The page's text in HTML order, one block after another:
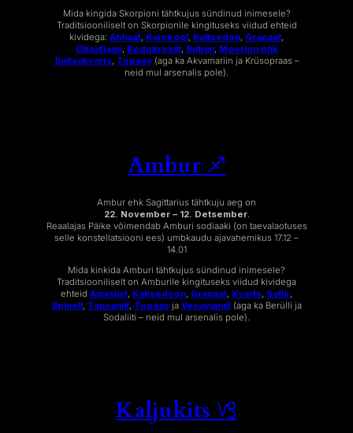
Mida kingida Skorpioni tähtkujus sündinud inimesele?
Traditsiooniliselt on Skorpionile kingituseks viidud ehteid
kividega: Ahhaat, Karneool, Kaltsedon, Granaat,
Obsidiaan, Rodokrosiit, Rubiin, Moorion ehk
Suitsukvarts, Topaas(aga ka Akvamariin ja Krüsopraas –
neid mul arsenalis pole).
Ambur ♐︎
Ambur ehk Sagittarius tähtkuju aeg on
22. November – 12. Detsember.
Reaalajas Päike võimendab Amburi sodiaaki (on taevalaotuses
selle konstellatsiooni ees) umbkaudu ajavahemikus 17.12 –
14.01
Mida kinkida Amburi tähtkujus sündinud inimesele?
Traditsiooniliselt on Amburile kingituseks viidud kividega
ehteid Ametüst, Kaltsedoon, Granaat, Kvarts, Safiir,
Spinell, Tansaniit, Topaas ja Vesuvianiit (aga ka Berülli ja
Sodaliiti – neid mul arsenalis pole).
Kaljukits ♑︎